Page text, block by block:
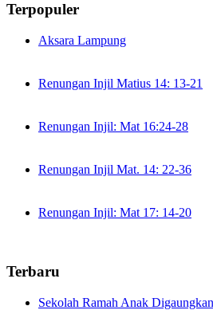
Terpopuler
Aksara Lampung
Renungan Injil Matius 14: 13-21
Renungan Injil: Mat 16:24-28
Renungan Injil Mat. 14: 22-36
Renungan Injil: Mat 17: 14-20
Terbaru
Sekolah Ramah Anak